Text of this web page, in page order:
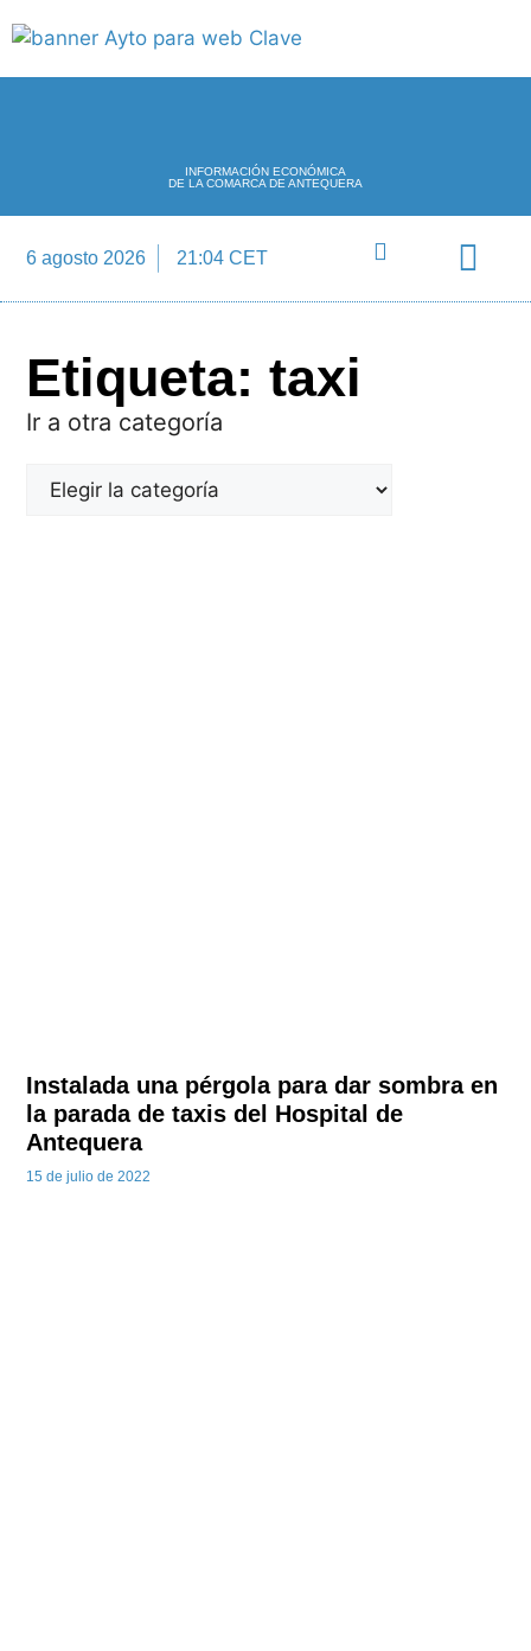
INFORMACIÓN ECONÓMICA
DE LA COMARCA DE ANTEQUERA
6 agosto 2026 21:04 CET
Etiqueta: taxi
Ir a otra categoría
Instalada una pérgola para dar sombra en
la parada de taxis del Hospital de
Antequera
15 de julio de 2022